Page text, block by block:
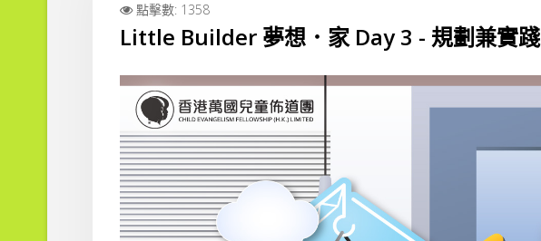
點擊數: 1358
Little Builder 夢想．家 Day 3 - 規劃兼實踐